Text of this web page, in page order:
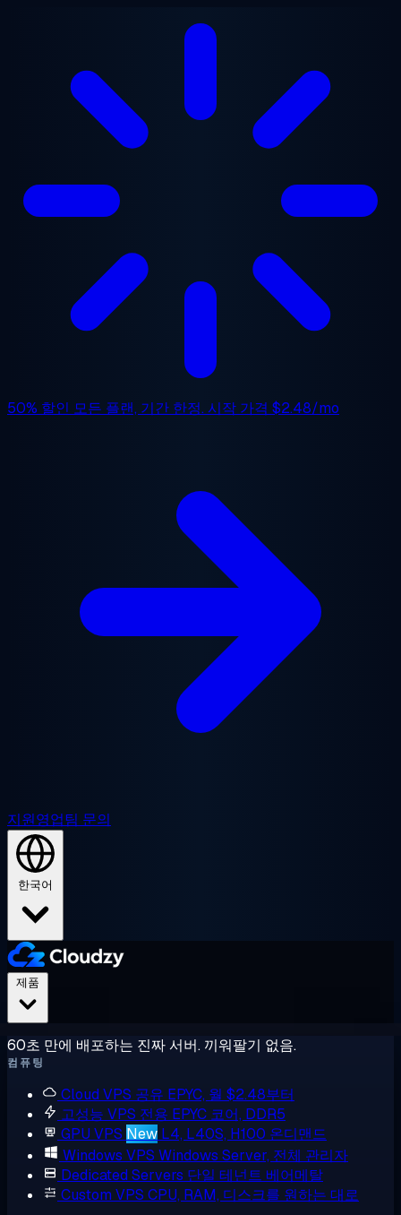
50% 할인 모든 플랜, 기간 한정. 시작 가격 $2.48/mo
지원영업팀 문의
한국어
60초 만에 배포하는 진짜 서버. 끼워팔기 없음.
컴퓨팅
Cloud VPS 공유 EPYC, 월 $2.48부터
고성능 VPS 전용 EPYC 코어, DDR5
GPU VPS New L4, L40S, H100 온디맨드
Windows VPS Windows Server, 전체 관리자
Dedicated Servers 단일 테넌트 베어메탈
Custom VPS CPU, RAM, 디스크를 원하는 대로